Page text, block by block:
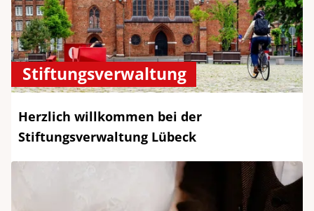
Stiftungsverwaltung
Herzlich willkommen bei der
Stiftungsverwaltung Lübeck